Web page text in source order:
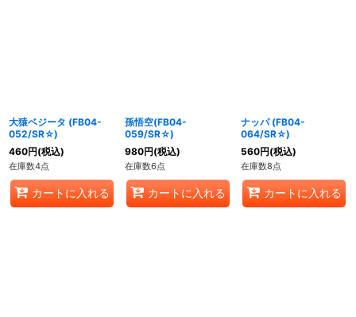
大猿ベジータ (FB04-
052/SR☆)
460円(税込)
在庫数4点
カートに入れる
孫悟空(FB04-
059/SR☆)
980円(税込)
在庫数6点
カートに入れる
ナッパ (FB04-
064/SR☆)
560円(税込)
在庫数8点
カートに入れる